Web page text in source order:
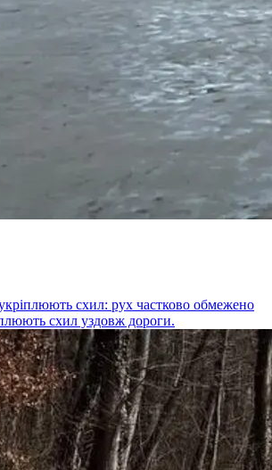
укріплюють схил: рух частково обмежено
схил уздовж дороги.